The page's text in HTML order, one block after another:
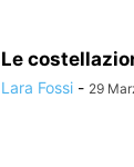
Le
Lara Fossi - 29